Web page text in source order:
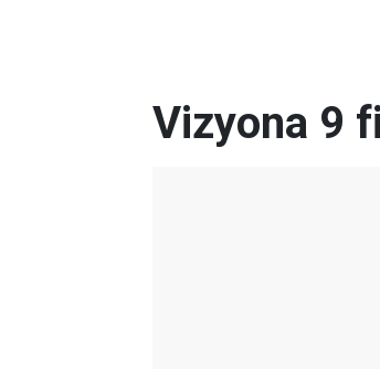
Vizyona 9